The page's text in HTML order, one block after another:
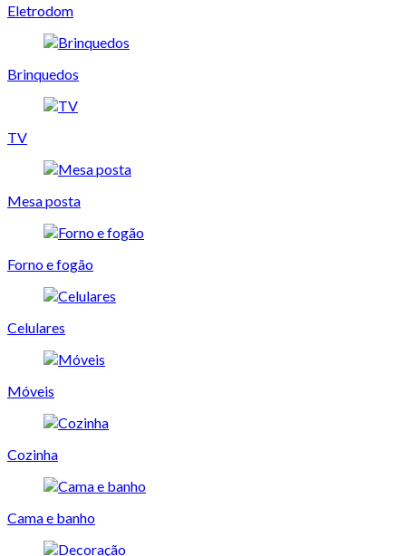
Eletrodom
Brinquedos
TV
Mesa posta
Forno e fogão
Celulares
Móveis
Cozinha
Cama e banho